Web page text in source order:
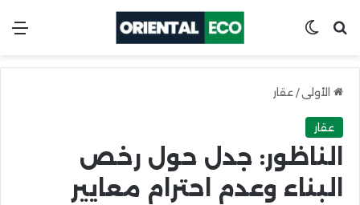
ابحث عنSwitch skin
الأولى / عقار
عقار
الناظور: جدل حول رخص
البناء وعدم احترام معايير